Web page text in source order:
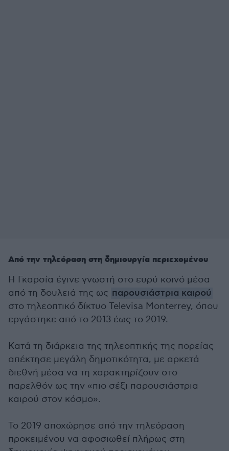
Από την τηλεόραση στη δημιουργία περιεχομένου
Η Γκαρσία έγινε γνωστή στο ευρύ κοινό μέσα
από τη δουλειά της ως παρουσιάστρια καιρού
στο τηλεοπτικό δίκτυο Televisa Monterrey, όπου
εργάστηκε από το 2013 έως το 2019.
Κατά τη διάρκεια της τηλεοπτικής της πορείας
απέκτησε μεγάλη δημοτικότητα, με αρκετά
διεθνή μέσα να τη χαρακτηρίζουν στο
παρελθόν ως την «πιο σέξι παρουσιάστρια
καιρού στον κόσμο».
Το 2019 αποχώρησε από την τηλεόραση
προκειμένου να αφοσιωθεί πλήρως στη